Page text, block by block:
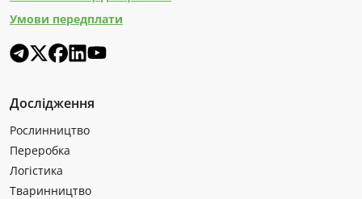
Умови передплати
Дослідження
Рослинництво
Переробка
Логістика
Тваринництво